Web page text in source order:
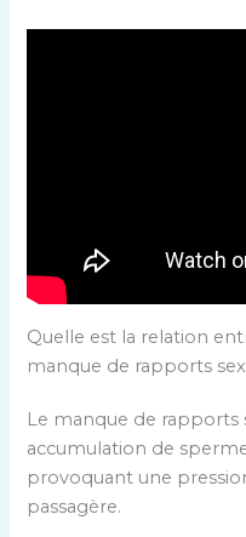
Quelle est la relation
manque de rapports
Le manque de rapports
accumulation de
provoquant une
passagère.